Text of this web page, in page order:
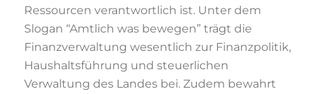
Ressourcen verantwortlich ist. Unter dem
Slogan “Amtlich was bewegen” trägt die
Finanzverwaltung wesentlich zur Finanzpolitik,
Haushaltsführung und steuerlichen
Verwaltung des Landes bei. Zudem bewahrt